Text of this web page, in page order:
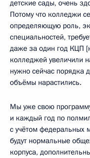
детские сады, очень
Потому что колледжи
определяющую роль,
специальностей,
даже за один год КЦП
колледжей увеличили
нужно сейчас порядка
объёмы нарастились.
Мы уже свою
и каждый год по
с учётом федеральных
будут нормальные
корпуса,